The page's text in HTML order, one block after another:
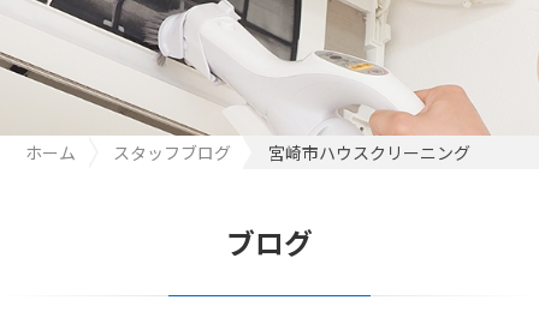
ホーム スタッフブログ 宮崎市ハウスクリーニング
ブログ